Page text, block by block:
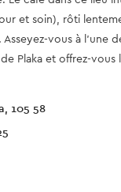
et soin), rôti
vous à l'une
Plaka et offrez-
105 58